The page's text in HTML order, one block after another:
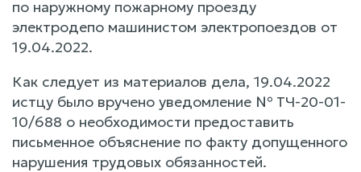
по наружному пожарному проезду
электродепо машинистом электропоездов от
19.04.2022.
Как следует из материалов дела, 19.04.2022
истцу было вручено уведомление № ТЧ-20-01-
10/688 о необходимости предоставить
письменное объяснение по факту допущенного
нарушения трудовых обязанностей.